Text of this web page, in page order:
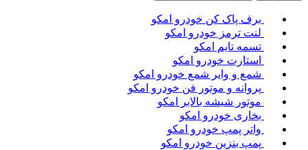
برف پاک کن خودرو امکو
لنت ترمز خودرو امکو
تسمه تایم امکو
استارت خودرو امکو
شمع و وایر شمع خودرو امکو
پروانه و موتور فن خودرو امکو
موتور شیشه بالابر امکو
بخاری خودرو امکو
واتر پمپ خودرو امکو
پمپ بنزین خودرو امکو